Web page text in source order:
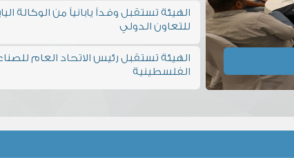
الهيئة تستقبل وفداً يابانياً من الوكالة
للتعاون الدولي
الهيئة تستقبل رئيس الاتحاد العام
الفلسطينية